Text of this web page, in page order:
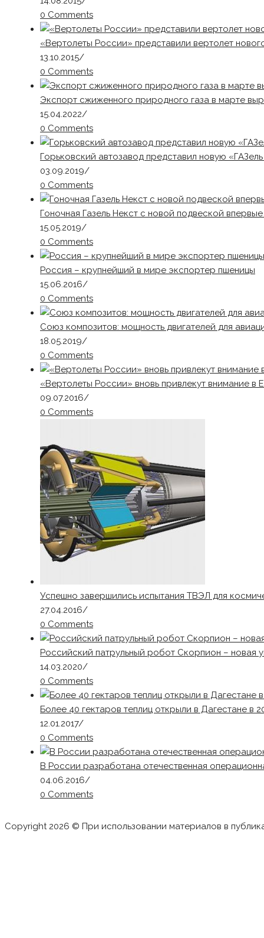
0 Comments
«Вертолеты России» представили вертолет
13.10.2015/
0 Comments
Экспорт сжиженного природного газа в марте
15.04.2022/
0 Comments
Горьковский автозавод представил новую
03.09.2019/
0 Comments
Гоночная Газель Некст с новой подвеской
15.05.2019/
0 Comments
Россия – крупнейший в мире экспортер пшеницы
15.06.2016/
0 Comments
Союз композитов: мощность двигателей для
18.05.2019/
0 Comments
«Вертолеты России» вновь привлекут внимание в
09.07.2016/
0 Comments
Успешно завершились испытания ТВЭЛ для
27.04.2016/
0 Comments
Российский патрульный робот Скорпион – новая
14.03.2020/
0 Comments
Более 40 гектаров теплиц открыли в Дагестане в
12.01.2017/
0 Comments
В России разработана отечественная
04.06.2016/
0 Comments
Copyright 2026 © При использовании материалов в